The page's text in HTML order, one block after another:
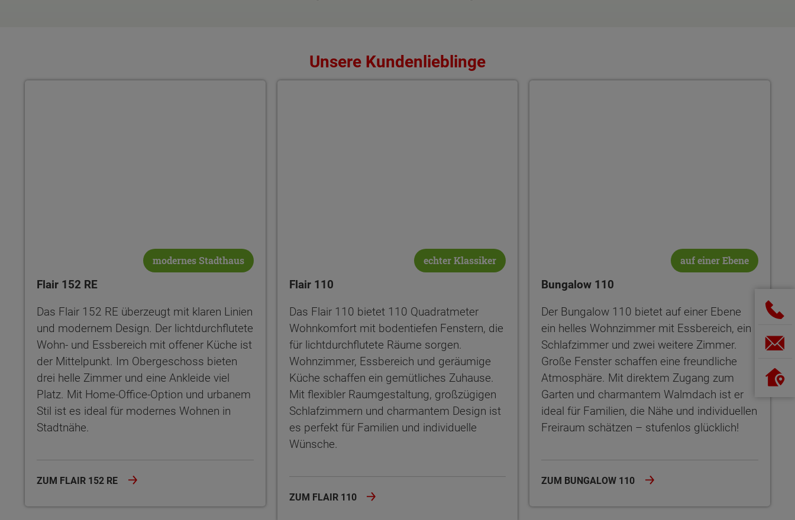
Unsere Kundenlieblinge
modernes Stadthaus
Flair 152 RE
Das Flair 152 RE überzeugt mit klaren Linien
und modernem Design. Der lichtdurchflutete
Wohn- und Essbereich mit offener Küche ist
der Mittelpunkt. Im Obergeschoss bieten
drei helle Zimmer und eine Ankleide viel
Platz. Mit Home-Office-Option und urbanem
Stil ist es ideal für modernes Wohnen in
Stadtnähe.
ZUM FLAIR 152 RE
echter Klassiker
Flair 110
Das Flair 110 bietet 110 Quadratmeter
Wohnkomfort mit bodentiefen Fenstern, die
für lichtdurchflutete Räume sorgen.
Wohnzimmer, Essbereich und geräumige
Küche schaffen ein gemütliches Zuhause.
Mit flexibler Raumgestaltung, großzügigen
Schlafzimmern und charmantem Design ist
es perfekt für Familien und individuelle
Wünsche.
ZUM FLAIR 110
auf einer Ebene
Bungalow 110
Der Bungalow 110 bietet auf einer Ebene
ein helles Wohnzimmer mit Essbereich, ein
Schlafzimmer und zwei weitere Zimmer.
Große Fenster schaffen eine freundliche
Atmosphäre. Mit direktem Zugang zum
Garten und charmantem Walmdach ist er
ideal für Familien, die Nähe und individuellen
Freiraum schätzen – stufenlos glücklich!
ZUM BUNGALOW 110